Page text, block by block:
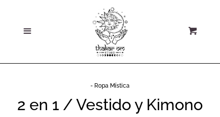
Colecciones y
- Ropa Mística
2 en 1 / Vestido y Kimono